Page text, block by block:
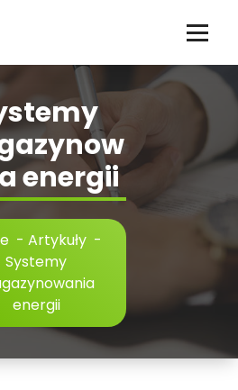
energii
- Artykuły -
Systemy
energii